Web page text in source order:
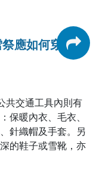
應如何穿搭才
共交通工具內則有
保暖內衣、毛衣、
針織帽及手套。另
的鞋子或雪靴，亦